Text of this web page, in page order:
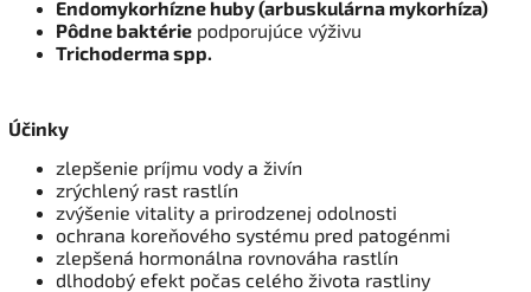
Endomykorhízne huby (arbuskulárna mykorhíza)
Pôdne baktérie podporujúce výživu
Trichoderma spp.
Účinky
zlepšenie príjmu vody a živín
zrýchlený rast rastlín
zvýšenie vitality a prirodzenej odolnosti
ochrana koreňového systému pred patogénmi
zlepšená hormonálna rovnováha rastlín
dlhodobý efekt počas celého života rastliny